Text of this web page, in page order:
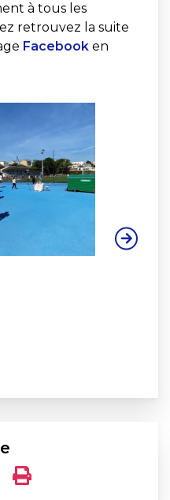
à tous les
retrouvez la suite
Facebook en